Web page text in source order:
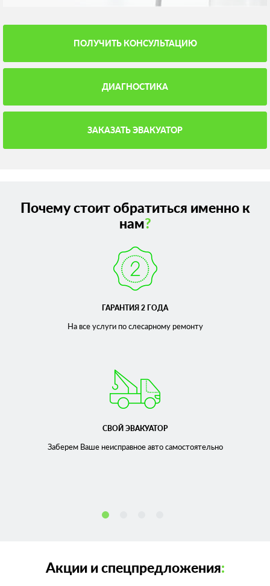
ПОЛУЧИТЬ КОНСУЛЬТАЦИЮ
ДИАГНОСТИКА
ЗАКАЗАТЬ ЭВАКУАТОР
Почему стоит обратиться именно к
нам?
ГАРАНТИЯ 2 ГОДА
На все услуги по слесарномуремонту
СВОЙ ЭВАКУАТОР
Заберем Ваше неисправноеавто самостоятельно
Акции и спецпредложения: